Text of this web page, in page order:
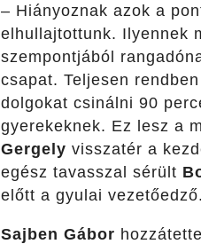
– Hiányoznak azok a
elhullajtottunk. Ilyennek
szempontjából
csapat. Teljesen
dolgokat csinálni 90
gyerekeknek. Ez lesz a
Gergely visszatér a
egész tavasszal sérült
előtt a gyulai vezetőedző.
Sajben Gábor